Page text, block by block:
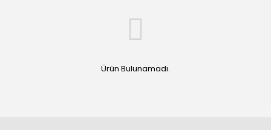
Ürün Bulunamadı.